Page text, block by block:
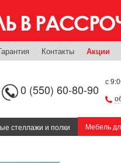
Контакты Акции
0 (550) 60-80-90
с
стеллажи и полки Мебель